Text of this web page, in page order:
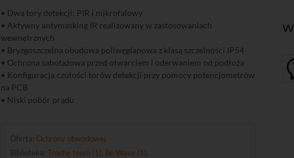
• Dwa tory detekcji: PIR i mikrofalowy
• Aktywny antymasking IR realizowany w zastosowaniach
wewnętrznych
• Bryzgoszczelna obudowa poliwęglanowa z klasą szczelności IP54
• Ochrona sabotażowa przed otwarciem i oderwaniem od podłoża
• Konfiguracja czułości torów detekcji przy pomocy potencjometrów
na PCB
• Niski pobór prądu
Oferta: Ochrony obwodowej
Biblioteka:Trochę teorii (1) Be Wave (1)